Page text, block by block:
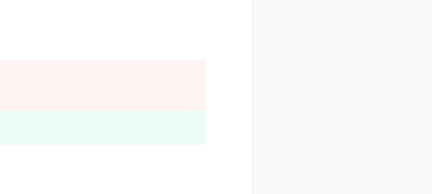
、改善自己生活的環境。
金管會、經濟部、經建會大家都去